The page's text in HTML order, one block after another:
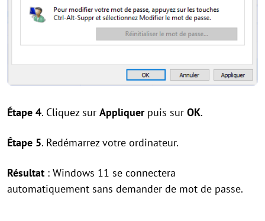
Étape 4. Cliquez sur Appliquerpuis sur OK.
Étape 5. Redémarrez votre ordinateur.
Résultat : Windows 11 se connectera
automatiquement sans demander de mot de passe.